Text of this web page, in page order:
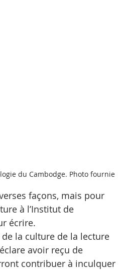
du Cambodge. Photo fournie
façons, mais pour
à l’Institut de
écrire.
la culture de la lecture
avoir reçu de
contribuer à inculquer